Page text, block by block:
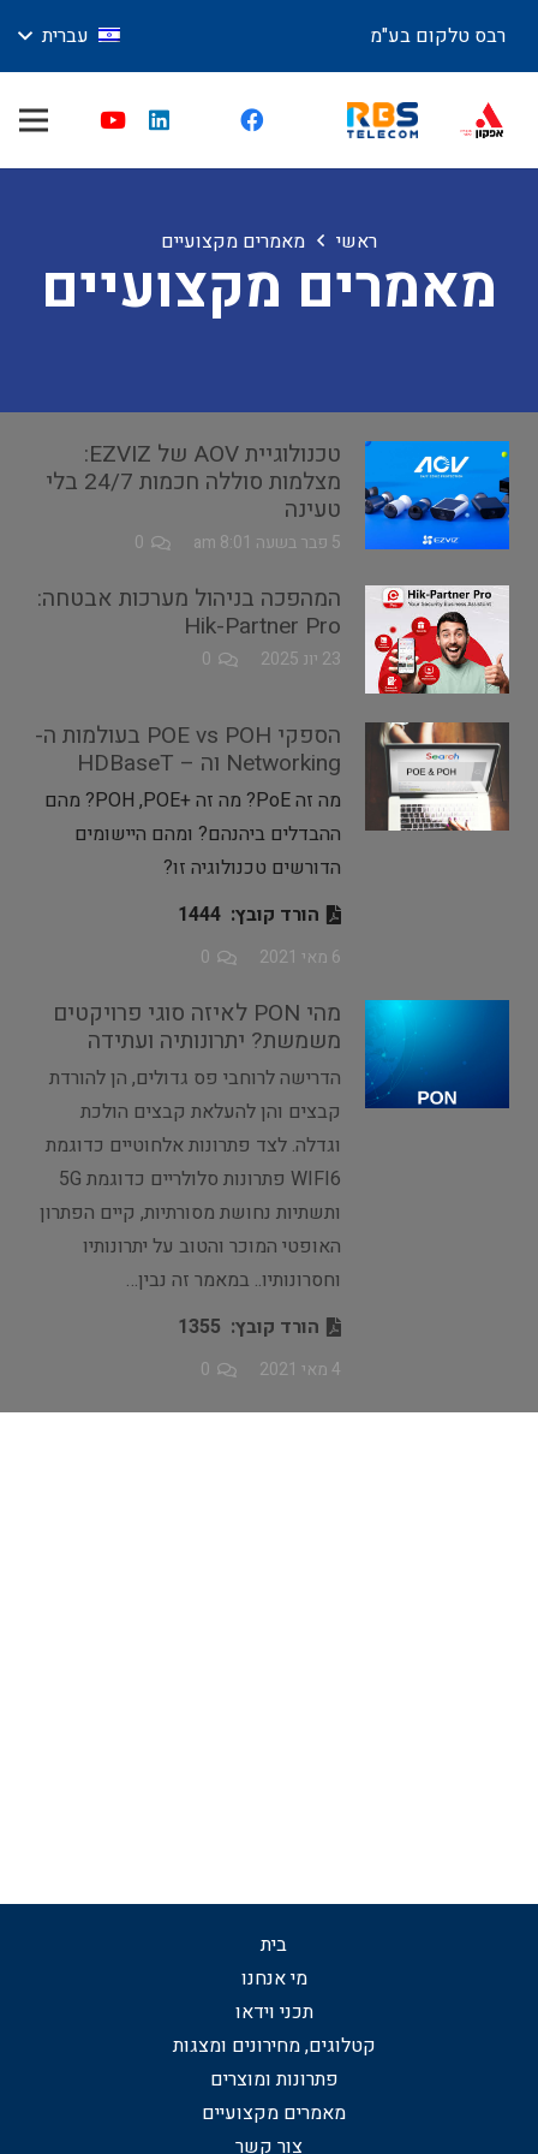
רבס טלקום בע"מ עברית
ראשי מאמרים מקצועיים
מאמרים מקצועיים
טכנולוגיית AOV של EZVIZ:
מצלמות סוללה חכמות 24/7 בלי
טעינה
5 פבר בשעה 8:01 am 0
המהפכה בניהול מערכות אבטחה:
Hik-Partner Pro
23 יונ 2025 0
הספקי POE vs POH בעולמות ה-
Networking וה – HDBaseT
מה זה PoE? מה זה +POH ,POE? מהם
ההבדלים ביהנהם? ומהם היישומים
הדורשים טכנולוגיה זו?
הורד קובץ: 1444
6 מאי 2021 0
מהי PON לאיזה סוגי פרויקטים
משמשת? יתרונותיה ועתידה
הדרישה לרוחבי פס גדולים, הן להורדת
קבצים והן להעלאת קבצים הולכת
וגדלה. לצד פתרונות אלחוטיים כדוגמת
WIFI6 פתרונות סלולריים כדוגמת 5G
ותשתיות נחושת מסורתיות, קיים הפתרון
האופטי המוכר והטוב על יתרונותיו
וחסרונותיו.. במאמר זה נבין…
הורד קובץ: 1355
4 מאי 2021 0
בית
מי אנחנו
תכני וידאו
קטלוגים, מחירונים ומצגות
פתרונות ומוצרים
מאמרים מקצועיים
צור קשר